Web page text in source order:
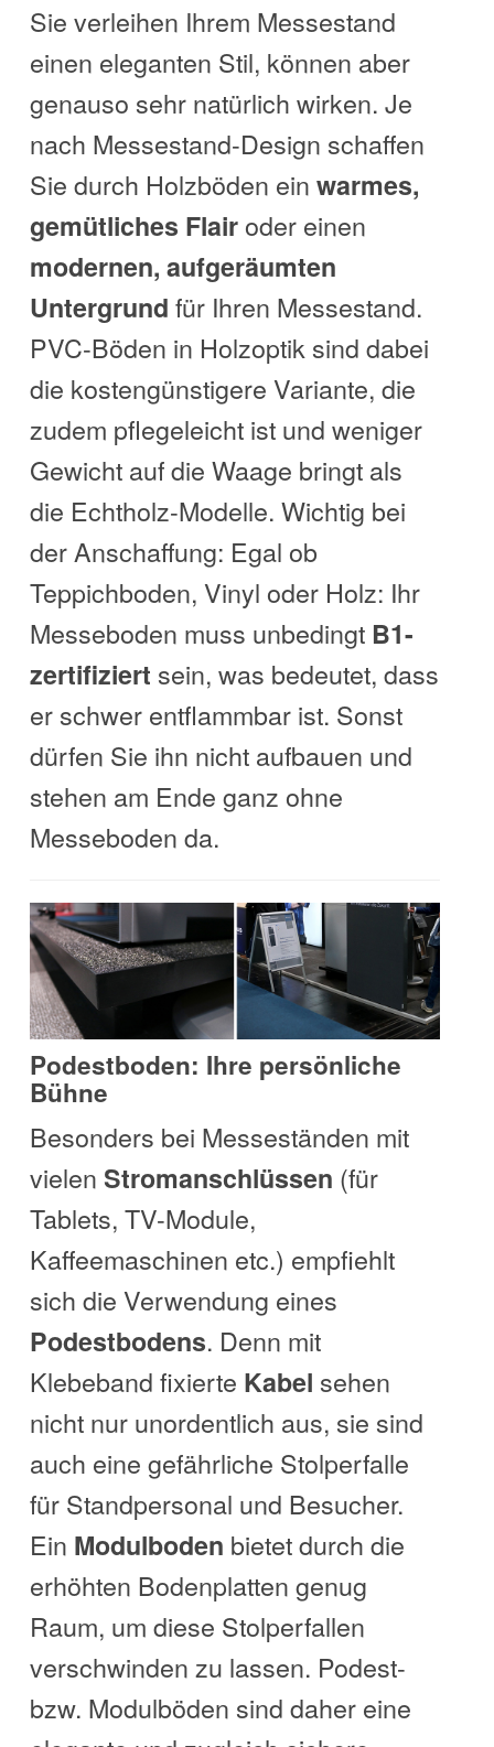
Sie verleihen Ihrem Messestand
einen eleganten Stil, können aber
genauso sehr natürlich wirken. Je
nach Messestand-Design schaffen
Sie durch Holzböden ein warmes,
gemütliches Flairoder einen
modernen, aufgeräumten
Untergrund für Ihren Messestand.
PVC-Böden in Holzoptik sind dabei
die kostengünstigere Variante, die
zudem pflegeleicht ist und weniger
Gewicht auf die Waage bringt als
die Echtholz-Modelle. Wichtig bei
der Anschaffung: Egal ob
Teppichboden, Vinyl oder Holz: Ihr
Messeboden muss unbedingt B1-
zertifiziert sein, was bedeutet, dass
er schwer entflammbar ist. Sonst
dürfen Sie ihn nicht aufbauen und
stehen am Ende ganz ohne
Messeboden da.
Podestboden: Ihre persönliche
Bühne
Besonders bei Messeständen mit
vielen Stromanschlüssen (für
Tablets, TV-Module,
Kaffeemaschinen etc.) empfiehlt
sich die Verwendung eines
Podestbodens. Denn mit
Klebeband fixierte Kabel sehen
nicht nur unordentlich aus, sie sind
auch eine gefährliche Stolperfalle
für Standpersonal und Besucher.
Ein Modulboden bietet durch die
erhöhten Bodenplatten genug
Raum, um diese Stolperfallen
verschwinden zu lassen. Podest-
bzw. Modulböden sind daher eine